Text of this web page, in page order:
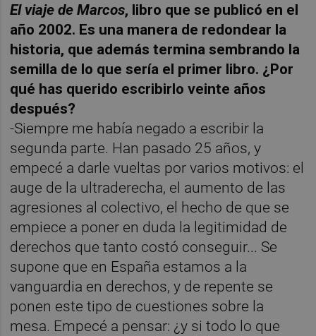
El viaje de Marcos, libro que se publicó en el
año 2002. Es una manera de redondear la
historia, que además termina sembrando la
semilla de lo que sería el primer libro. ¿Por
qué has querido escribirlo veinte años
después?
-Siempre me había negado a escribir la
segunda parte. Han pasado 25 años, y
empecé a darle vueltas por varios motivos: el
auge de la ultraderecha, el aumento de las
agresiones al colectivo, el hecho de que se
empiece a poner en duda la legitimidad de
derechos que tanto costó conseguir... Se
supone que en España estamos a la
vanguardia en derechos, y de repente se
ponen este tipo de cuestiones sobre la
mesa. Empecé a pensar: ¿y si todo lo que